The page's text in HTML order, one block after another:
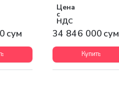
сум
Цена
с
НДС
34 846 000 сум
Купить